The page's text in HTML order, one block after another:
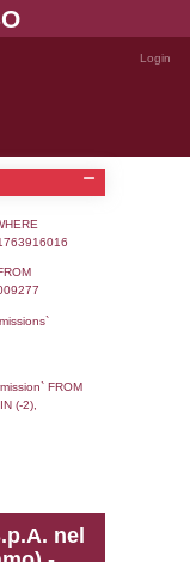
FROM `userlevels`
`userlevelname`